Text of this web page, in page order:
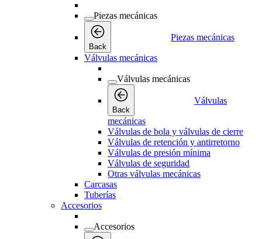
Piezas mecánicas
Back
Piezas mecánicas
Válvulas mecánicas
Válvulas mecánicas
Back
Válvulas
mecánicas
Válvulas de bola y válvulas de cierre
Válvulas de retención y antirretorno
Válvulas de presión mínima
Válvulas de seguridad
Otras válvulas mecánicas
Carcasas
Tuberías
Accesorios
Accesorios